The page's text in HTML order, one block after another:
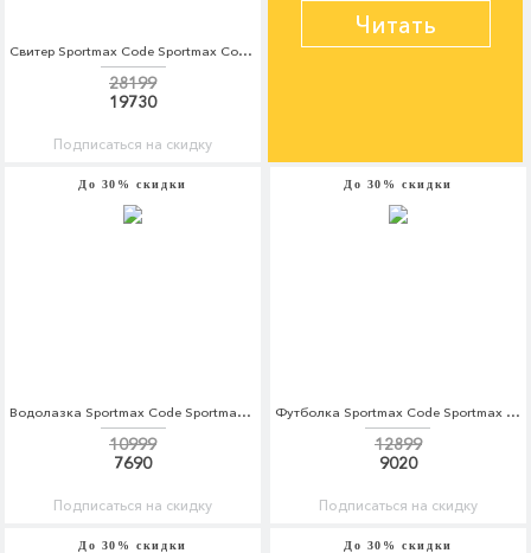
Свитер Sportmax Code Sportmax Code SP027EWBSWM4
28199
19730
Подписаться на скидку
Читать
До 30% скидки
Водолазка Sportmax Code Sportmax Code SP027EWBSWM8
10999
7690
Подписаться на скидку
До 30% скидки
Футболка Sportmax Code Sportmax Code SP027EWBSWO0
12899
9020
Подписаться на скидку
До 30% скидки До 30% скидки